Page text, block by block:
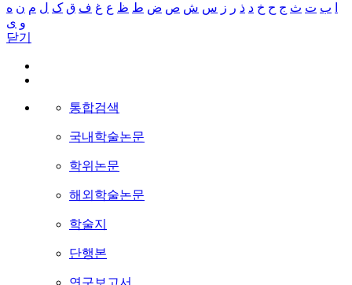
ب ت ث ج ح خ د ذ ر ز س ش ص ض ط ظ ع غ ف ق ک ل م ن ه
و ی
닫기
통합검색
국내학술논문
학위논문
해외학술논문
학술지
단행본